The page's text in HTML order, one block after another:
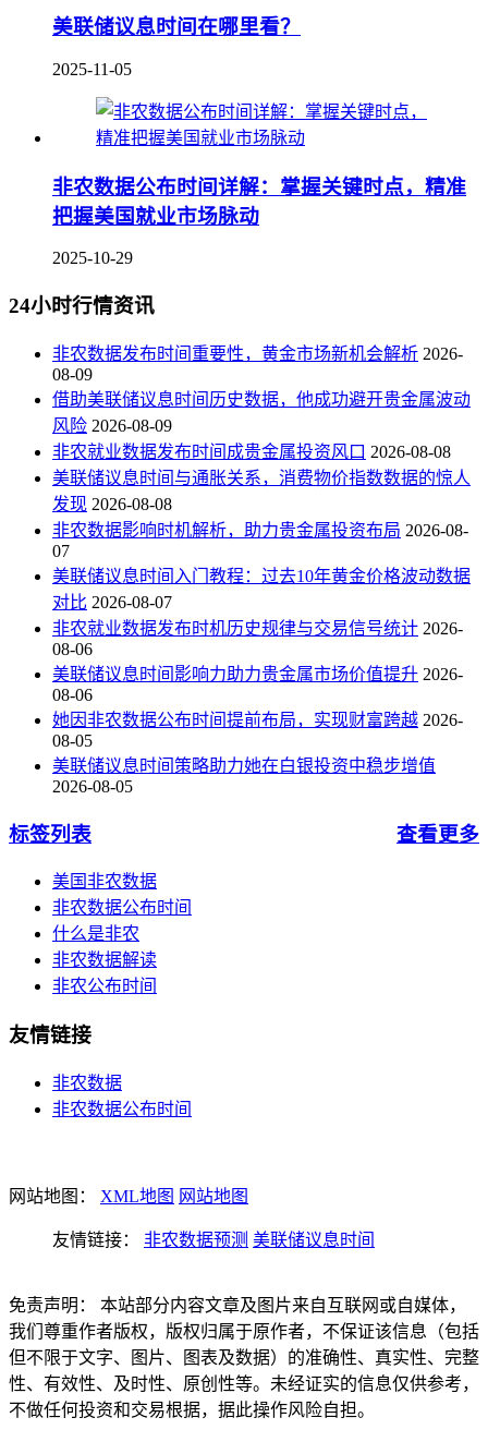
美联储议息时间在哪里看？
2025-11-05
非农数据公布时间详解：掌握关键时点，精准
把握美国就业市场脉动
2025-10-29
24小时行情资讯
非农数据发布时间重要性，黄金市场新机会解析 2026-
08-09
借助美联储议息时间历史数据，他成功避开贵金属波动
风险 2026-08-09
非农就业数据发布时间成贵金属投资风口 2026-08-08
美联储议息时间与通胀关系，消费物价指数数据的惊人
发现 2026-08-08
非农数据影响时机解析，助力贵金属投资布局 2026-08-
07
美联储议息时间入门教程：过去10年黄金价格波动数据
对比 2026-08-07
非农就业数据发布时机历史规律与交易信号统计 2026-
08-06
美联储议息时间影响力助力贵金属市场价值提升 2026-
08-06
她因非农数据公布时间提前布局，实现财富跨越 2026-
08-05
美联储议息时间策略助力她在白银投资中稳步增值
2026-08-05
标签列表 查看更多
美国非农数据
非农数据公布时间
什么是非农
非农数据解读
非农公布时间
友情链接
非农数据
非农数据公布时间
网站地图： XML地图 网站地图
友情链接： 非农数据预测 美联储议息时间
免责声明： 本站部分内容文章及图片来自互联网或自媒体，
我们尊重作者版权，版权归属于原作者，不保证该信息（包括
但不限于文字、图片、图表及数据）的准确性、真实性、完整
性、有效性、及时性、原创性等。未经证实的信息仅供参考，
不做任何投资和交易根据，据此操作风险自担。